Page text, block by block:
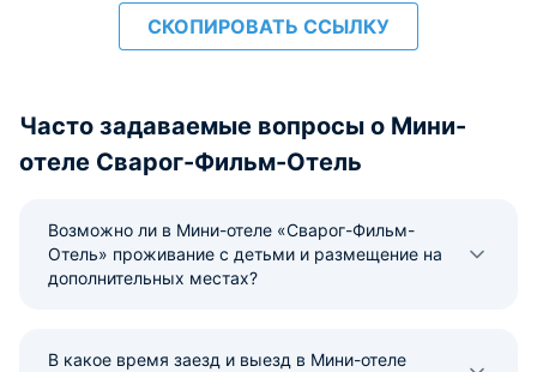
СКОПИРОВАТЬ ССЫЛКУ
Часто задаваемые вопросы о Мини-
отеле Сварог-Фильм-Отель
Возможно ли в Мини-отеле «Сварог-Фильм-
Отель» проживание с детьми и размещение на
дополнительных местах?
В какое время заезд и выезд в Мини-отеле